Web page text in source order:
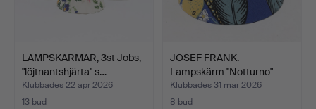
LAMPSKÄRMAR, 3st Jobs,
"löjtnantshjärta" s…
Klubbades 22 apr 2026
13 bud
JOSEF FRANK.
Lampskärm "Notturno"
Svenskt …
Klubbades 31 mar 2026
8 bud